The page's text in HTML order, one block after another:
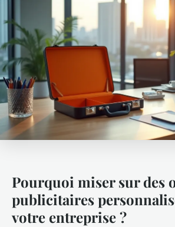
Pourquoi miser sur des
publicitaires
votre entreprise ?